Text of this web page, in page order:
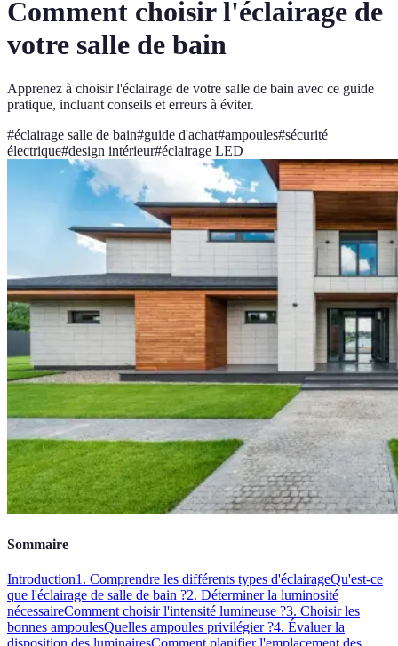
Comment choisir l'éclairage de
votre salle de bain
Apprenez à choisir l'éclairage de votre salle de bain avec ce guide
pratique, incluant conseils et erreurs à éviter.
#éclairage salle de bain#guide d'achat#ampoules#sécurité
électrique#design intérieur#éclairage LED
Sommaire
Introduction1. Comprendre les différents types d'éclairageQu'est-ce
que l'éclairage de salle de bain ?2. Déterminer la luminosité
nécessaireComment choisir l'intensité lumineuse ?3. Choisir les
bonnes ampoulesQuelles ampoules privilégier ?4. Évaluer la